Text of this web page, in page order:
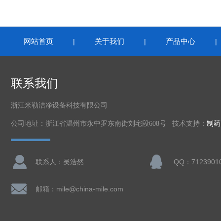
网站首页 | 关于我们 | 产品中心 |
联系我们
浙江米勒洁净设备科技有限公司
公司地址：浙江省温州市永中罗东南街刘宅段608号 技术支持： 制药
联系人：吴浩然 QQ：
邮箱：mile@china-mile.com